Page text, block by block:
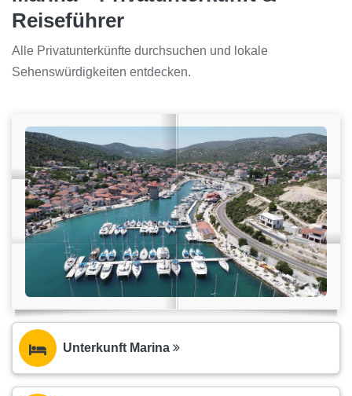
Reiseführer
Alle Privatunterkünfte durchsuchen und lokale
Sehenswürdigkeiten entdecken.
Unterkunft Marina